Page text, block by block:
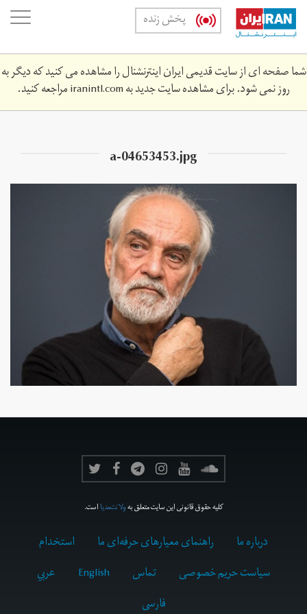
Skip
main
content
پخش زنده
شما صفحه ای از سایت قدیمی ایران اینترنشنال را مشاهده می کنید که دیگر به
روز نمی شود. برای مشاهده سایت جدید بهiranintl.comمراجعه کنید.
a-04653453.jpg
کلیه حقوق قانونی این سایت متعلق بهولانت‌مدیااست.
درباره ما راهنمای معیارهای حرفه‌ای ما
استخدام
سیاست حریم خصوصی
تماس English
عربي
فارسى